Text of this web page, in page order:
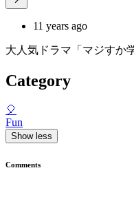
11 years ago
大人気ドラマ「マジすか
Category
🎈
Fun
Show less
Comments